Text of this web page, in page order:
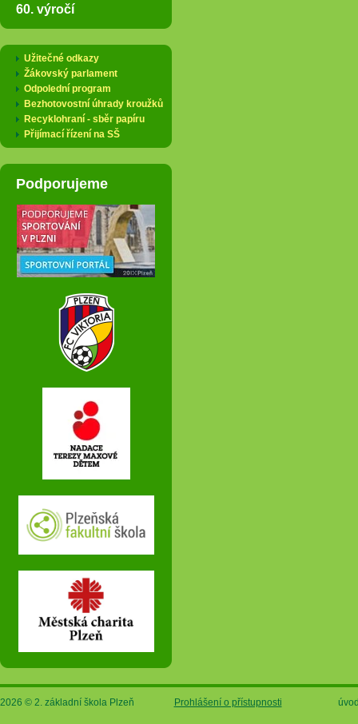
60. výročí
Užitečné odkazy
Žákovský parlament
Odpolední program
Bezhotovostní úhrady kroužků
Recyklohraní - sběr papíru
Přijímací řízení na SŠ
Podporujeme
2026 © 2. základní škola Plzeň Prohlášení o přístupnosti